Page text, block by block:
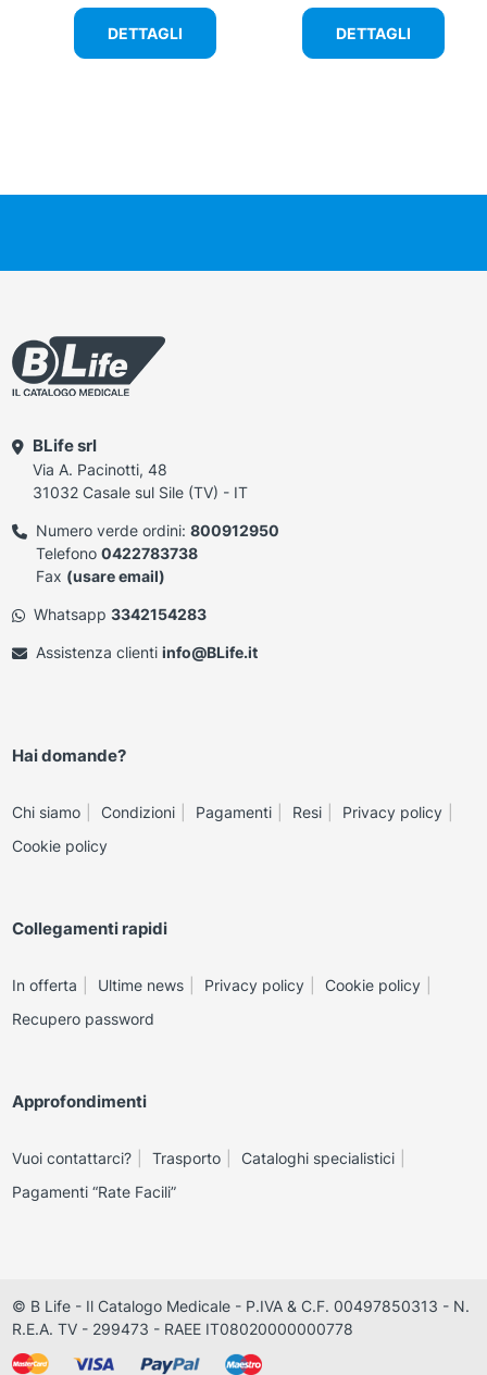
DETTAGLI DETTAGLI
BLife srl
Via A. Pacinotti, 48
31032 Casale sul Sile (TV) - IT
Numero verde ordini: 800912950
Telefono 0422783738
Fax (usare email)
Whatsapp 3342154283
Assistenza clienti info@BLife.it
Hai domande?
Chi siamo Condizioni Pagamenti Resi
Privacy policy
Cookie policy
Collegamenti rapidi
In offerta Ultime news Privacy policy
Cookie policy
Recupero password
Approfondimenti
Vuoi contattarci? Trasporto
Cataloghi specialistici
Pagamenti “Rate Facili”
© B Life - Il Catalogo Medicale - P.IVA & C.F. 00497850313 - N.
R.E.A. TV - 299473 - RAEE IT08020000000778